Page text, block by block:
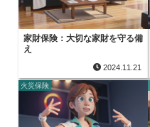
家財保険：大切な家財を守る備
え
2024.11.21
火災保険